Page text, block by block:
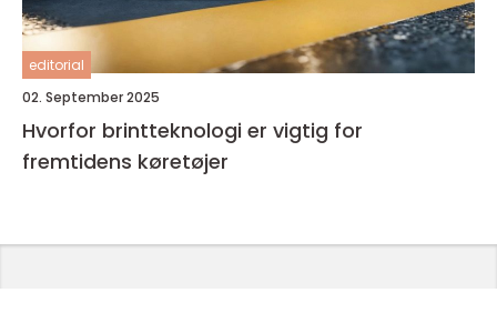
editorial
02. September 2025
Hvorfor brintteknologi er vigtig for
fremtidens køretøjer